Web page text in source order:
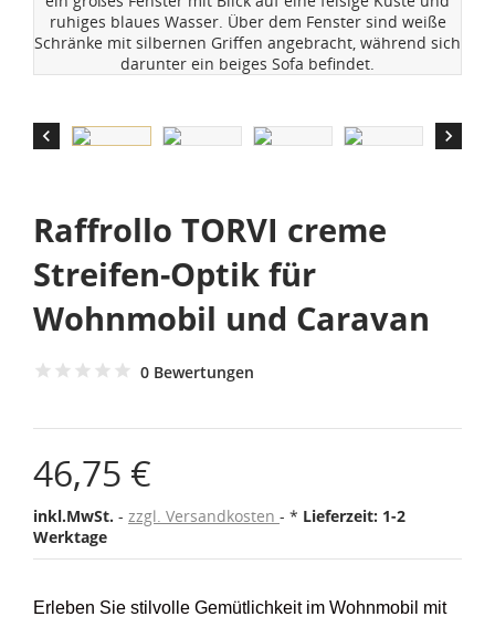
 
Raffrollo TORVI creme
Streifen-Optik für
Wohnmobil und Caravan
0 Bewertungen
46,75 €
inkl.MwSt. zzgl. Versandkosten * Lieferzeit: 1-2
Werktage
Erleben Sie stilvolle Gemütlichkeit im Wohnmobil mit